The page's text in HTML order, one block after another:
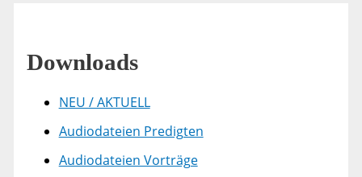
Downloads
NEU / AKTUELL
Audiodateien Predigten
Audiodateien Vorträge